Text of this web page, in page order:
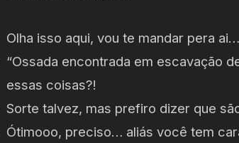
Olha isso aqui, vou te mandar pera ai…
“Ossada encontrada em escavação
essas coisas?!
Sorte talvez, mas prefiro dizer que
Ótimooo, preciso… aliás você tem